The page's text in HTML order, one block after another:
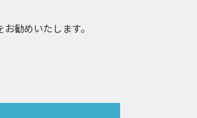
勧めいたします。